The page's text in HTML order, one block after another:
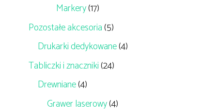
Markery(17)
Pozostałe akcesoria(5)
Drukarki dedykowane(4)
Tabliczki i znaczniki(24)
Drewniane(4)
Grawer laserowy(4)